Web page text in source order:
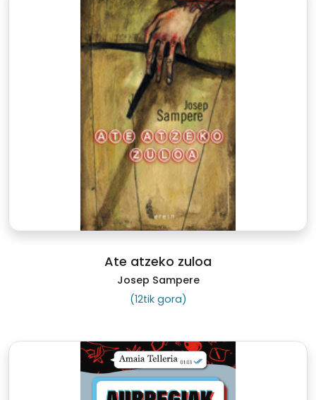
Ate atzeko zuloa
Josep Sampere
(12tik gora)